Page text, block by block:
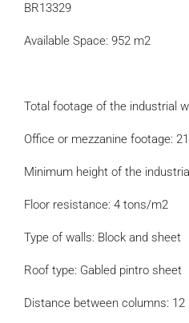
BR13329
Available Space: 952 m2
Total footage of the industrial
Office or mezzanine footage:
Minimum height of the
Floor resistance: 4 tons/m2
Type of walls: Block and sheet
Roof type: Gabled pintro sheet
Distance between columns: 12